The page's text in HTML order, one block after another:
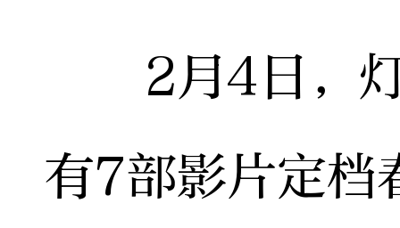
2月4日，灯
有7部影片定档